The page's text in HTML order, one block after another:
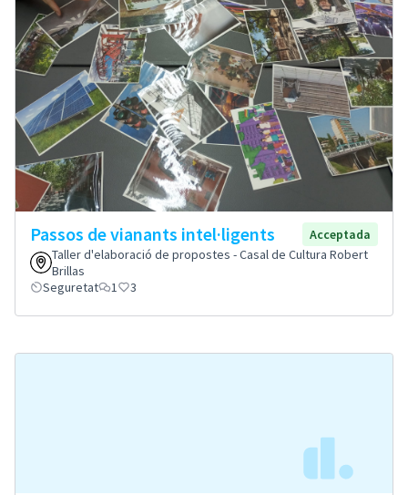
Passos de vianants intel·ligents
Acceptada
Taller d'elaboració de propostes - Casal de Cultura Robert
Brillas
Seguretat
1 3